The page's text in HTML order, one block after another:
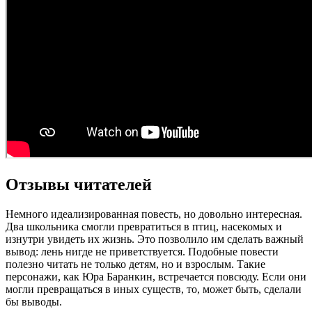
Отзывы читателей
Немного идеализированная повесть, но довольно интересная.
Два школьника смогли превратиться в птиц, насекомых и
изнутри увидеть их жизнь. Это позволило им сделать важный
вывод: лень нигде не приветствуется. Подобные повести
полезно читать не только детям, но и взрослым. Такие
персонажи, как Юра Баранкин, встречается повсюду. Если они
могли превращаться в иных существ, то, может быть, сделали
бы выводы.